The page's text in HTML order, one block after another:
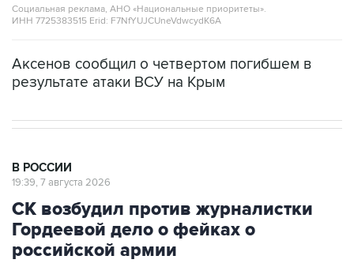
Социальная реклама, АНО «Национальные приоритеты».
ИНН 7725383515 Erid: F7NfYUJCUneVdwcydK6A
Аксенов сообщил о четвертом погибшем в
результате атаки ВСУ на Крым
В РОССИИ
19:39, 7 августа 2026
СК возбудил против журналистки
Гордеевой дело о фейках о
российской армии